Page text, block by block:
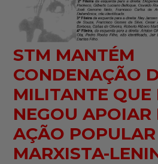
STM MANTÉM
CONDENAÇÃO
MILITANTE QUE
NEGOU
AÇÃO POPULAR
MARXISTA-